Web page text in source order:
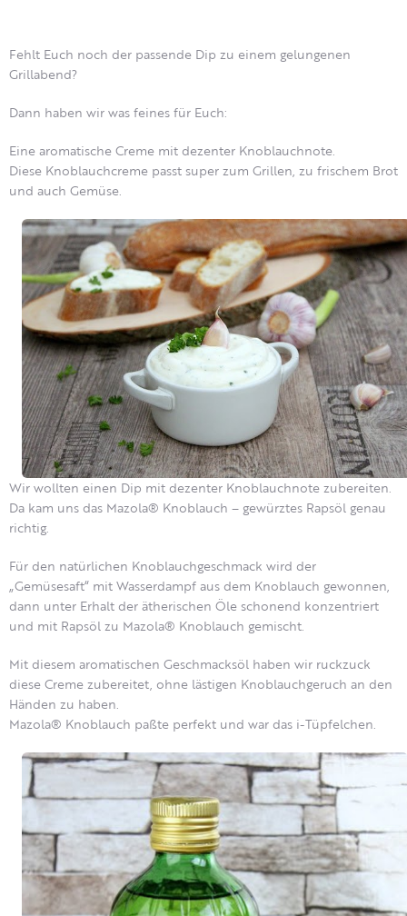
Fehlt Euch noch der passende Dip zu einem gelungenen
Grillabend?
Dann haben wir was feines für Euch:
Eine aromatische Creme mit dezenter Knoblauchnote.
Diese Knoblauchcreme passt super zum Grillen, zu frischem Brot
und auch Gemüse.
Wir wollten einen Dip mit dezenter Knoblauchnote zubereiten.
Da kam uns das Mazola® Knoblauch – gewürztes Rapsöl genau
richtig.
Für den natürlichen Knoblauchgeschmack wird der
„Gemüsesaft“ mit Wasserdampf aus dem Knoblauch gewonnen,
dann unter Erhalt der ätherischen Öle schonend konzentriert
und mit Rapsöl zu Mazola® Knoblauch gemischt.
Mit diesem aromatischen Geschmacksöl haben wir ruckzuck
diese Creme zubereitet, ohne lästigen Knoblauchgeruch an den
Händen zu haben.
Mazola® Knoblauch paßte perfekt und war das i-Tüpfelchen.